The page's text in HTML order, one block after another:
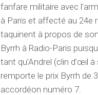
fanfare militaire avec
à Paris et affecté au 24e
taquinent à propos de
Byrrh à Radio-Paris
tant qu’Andrel (clin d’œil
remporte le prix Byrrh de
accordéon numéro 7.